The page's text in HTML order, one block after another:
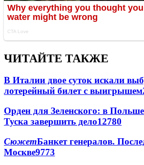
ЧИТАЙТЕ ТАКЖЕ
В Италии двое суток искали
лотерейный билет с выигрышем
Орден для Зеленского: в
Туска завершить дело12780
СюжетБанкет генералов.
Москве9773